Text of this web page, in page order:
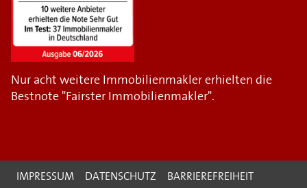
Nur acht weitere Immobilienmakler erhielten die
Bestnote "Fairster Immobilienmakler".
IMPRESSUM DATENSCHUTZ BARRIEREFREIHEIT